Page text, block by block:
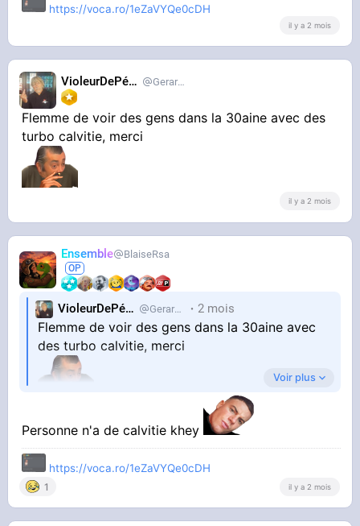
https://voca.ro/1eZaVYQe0cDH
il y a 2 mois
VioleurDePédo Gerardlevain
Flemme de voir des gens dans la 30aine avec des
turbo calvitie, merci
il y a 2 mois
Ensemble BlaiseRsa
VioleurDePédo Gerardlevain 2 mois
Flemme de voir des gens dans la 30aine avec
des turbo calvitie, merci
Voir plus
Personne n'a de calvitie khey
https://voca.ro/1eZaVYQe0cDH
1 il y a 2 mois